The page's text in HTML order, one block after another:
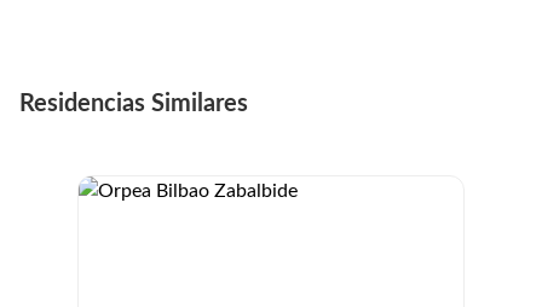
Residencias Similares